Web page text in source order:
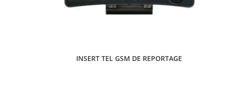
INSERT TEL GSM DE REPORTAGE